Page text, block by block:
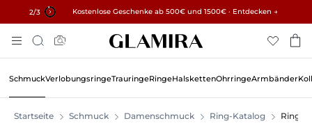
3/3 15% auf alle Bestellungen →
Kostenlose Geschenke ab 500€ und 1500€ · Entdecken →
✓ 60 Tage Rückgaberecht ✓ Kostenlose Größenanpassung
Inhalt
Springen
Suche
SchmuckVerlobungsringeTrauringeRingeHalskettenOhrringeArmbänder
Startseite Schmuck Damenschmuck Ring-Katalog Ringe